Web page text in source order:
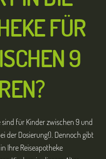
FÜR
9
für Kinder zwischen 9 und
der Dosierung!). Dennoch gibt
Ihre Reiseapotheke